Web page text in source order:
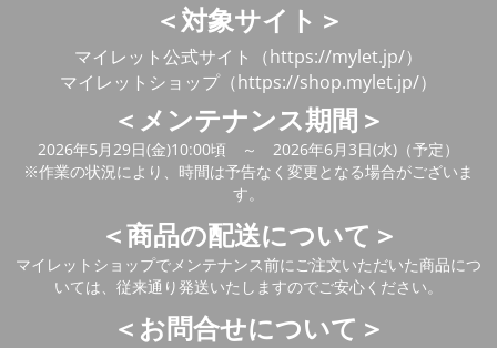
＜対象サイト＞
マイレット公式サイト（https://mylet.jp/）
マイレットショップ（https://shop.mylet.jp/）
＜メンテナンス期間＞
2026年5月29日(金)10:00頃 ～ 2026年6月3日(水)（予定）
※作業の状況により、時間は予告なく変更となる場合がございま
す。
＜商品の配送について＞
マイレットショップでメンテナンス前にご注文いただいた商品につ
いては、従来通り発送いたしますのでご安心ください。
＜お問合せについて＞